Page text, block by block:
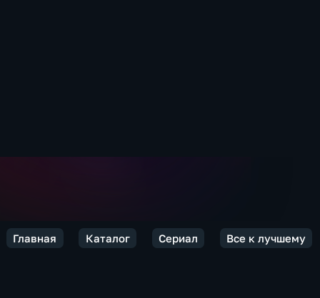
Главная Каталог Сериал Все к лучшему